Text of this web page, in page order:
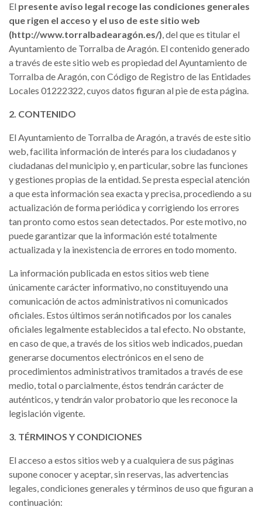
El presente aviso legal recoge las condiciones generales
que rigen el acceso y el uso de este sitio web
(http://www.torralbadearagón.es/), del que es titular el
Ayuntamiento de Torralba de Aragón. El contenido generado
a través de este sitio web es propiedad del Ayuntamiento de
Torralba de Aragón, con Código de Registro de las Entidades
Locales 01222322, cuyos datos figuran al pie de esta página.
2. CONTENIDO
El Ayuntamiento de Torralba de Aragón, a través de este sitio
web, facilita información de interés para los ciudadanos y
ciudadanas del municipio y, en particular, sobre las funciones
y gestiones propias de la entidad. Se presta especial atención
a que esta información sea exacta y precisa, procediendo a su
actualización de forma periódica y corrigiendo los errores
tan pronto como estos sean detectados. Por este motivo, no
puede garantizar que la información esté totalmente
actualizada y la inexistencia de errores en todo momento.
La información publicada en estos sitios web tiene
únicamente carácter informativo, no constituyendo una
comunicación de actos administrativos ni comunicados
oficiales. Estos últimos serán notificados por los canales
oficiales legalmente establecidos a tal efecto. No obstante,
en caso de que, a través de los sitios web indicados, puedan
generarse documentos electrónicos en el seno de
procedimientos administrativos tramitados a través de ese
medio, total o parcialmente, éstos tendrán carácter de
auténticos, y tendrán valor probatorio que les reconoce la
legislación vigente.
3. TÉRMINOS Y CONDICIONES
El acceso a estos sitios web y a cualquiera de sus páginas
supone conocer y aceptar, sin reservas, las advertencias
legales, condiciones generales y términos de uso que figuran a
continuación: